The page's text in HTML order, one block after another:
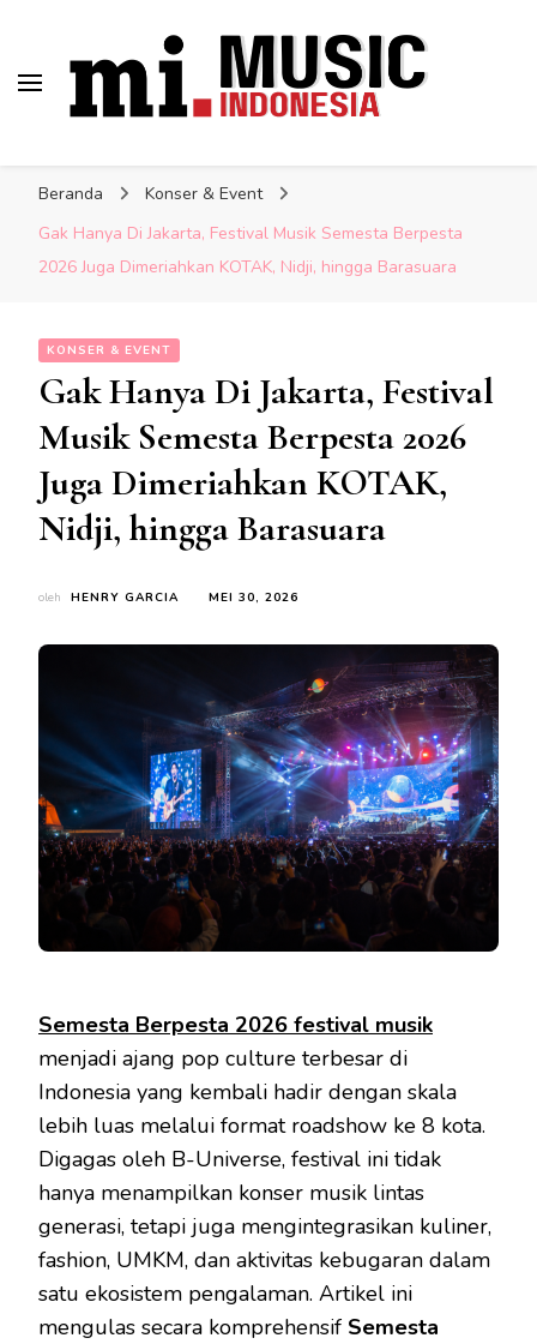
Update Musik Indonesia
Lengkap
Beranda
Konser & Event
Gak Hanya Di Jakarta, Festival Musik Semesta Berpesta
2026 Juga Dimeriahkan KOTAK, Nidji, hingga Barasuara
KONSER & EVENT
Gak Hanya Di Jakarta, Festival
Musik Semesta Berpesta 2026
Juga Dimeriahkan KOTAK,
Nidji, hingga Barasuara
oleh HENRY GARCIA MEI 30, 2026
Semesta Berpesta 2026 festival musik
menjadi ajang pop culture terbesar di
Indonesia yang kembali hadir dengan skala
lebih luas melalui format roadshow ke 8 kota.
Digagas oleh B-Universe, festival ini tidak
hanya menampilkan konser musik lintas
generasi, tetapi juga mengintegrasikan kuliner,
fashion, UMKM, dan aktivitas kebugaran dalam
satu ekosistem pengalaman. Artikel ini
mengulas secara komprehensif Semesta